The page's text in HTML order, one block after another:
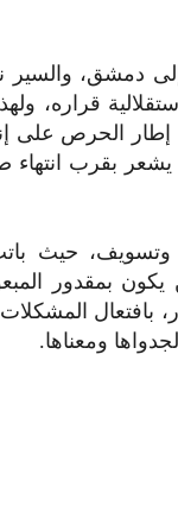
دمشق، والسير
قراره،
الحرص على
بقرب انتهاء
وتسويف، حيث
يكون بمقدور
بافتعال
ومعناها.‏